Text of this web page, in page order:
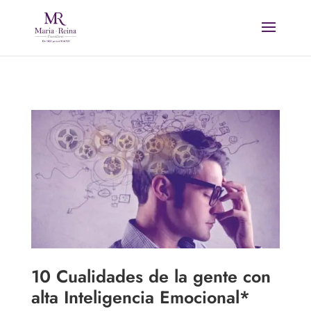
10 Cualidades de la gente con
alta Inteligencia Emocional*